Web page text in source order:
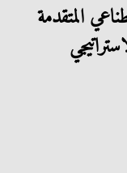
المتقدمة